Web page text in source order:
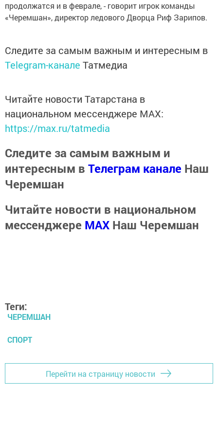
продолжатся и в феврале, - говорит игрок команды
«Черемшан», директор ледового Дворца Риф Зарипов.
Следите за самым важным и интересным в
Telegram-канале Татмедиа
Читайте новости Татарстана в
национальном мессенджере MАХ:
https://max.ru/tatmedia
Следите за самым важным и
интересным в Телеграм канале Наш
Черемшан
Читайте новости в национальном
мессенджере MАХ Наш Черемшан
Теги:
ЧЕРЕМШАН
СПОРТ
Перейти на страницу новости